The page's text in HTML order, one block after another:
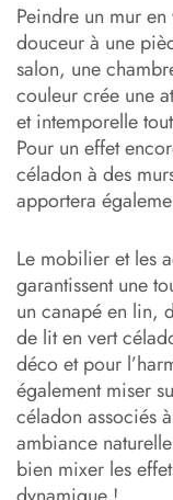
Peindre un mur
douceur à une
salon, une
couleur crée une
et intemporelle
Pour un effet
céladon à des
apportera
Le mobilier et les
garantissent une
un canapé en lin,
de lit en vert
déco et pour
également miser
céladon associés
ambiance
bien mixer les